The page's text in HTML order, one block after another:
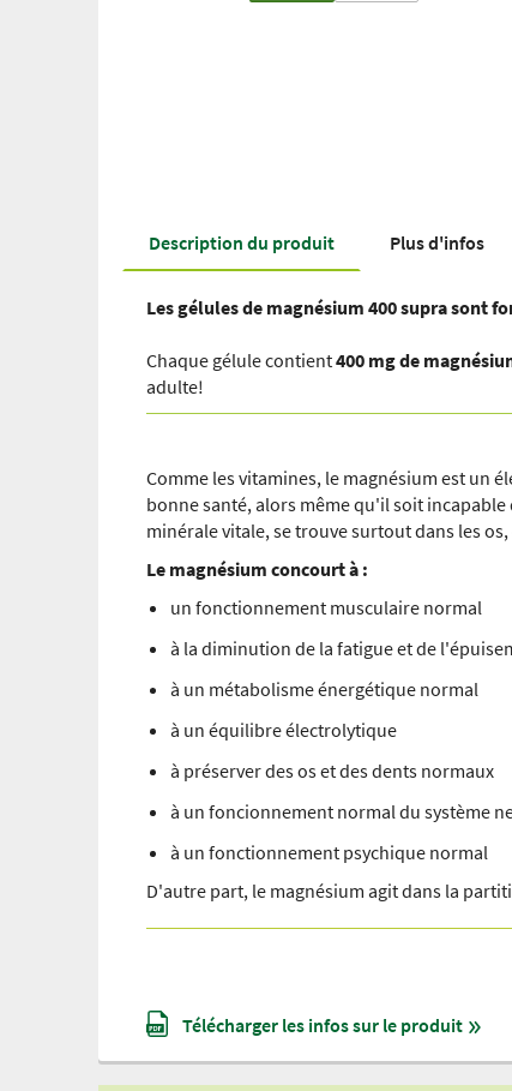
Description du produit Plus d'infos
Les gélules de magnésium 400 supra sont
Chaque gélule contient400 mg de
adulte!
Comme les vitamines, le magnésium est un
bonne santé, alors même qu'il soit
minérale vitale, se trouve surtout dans les
Le magnésium concourt à :
un fonctionnement musculaire normal
à la diminution de la fatigue et de
à un métabolisme énergétique normal
à un équilibre électrolytique
à préserver des os et des dents normaux
à un foncionnement normal du système
à un fonctionnement psychique normal
D'autre part, le magnésium agit dans la
Télécharger les infos sur le produit